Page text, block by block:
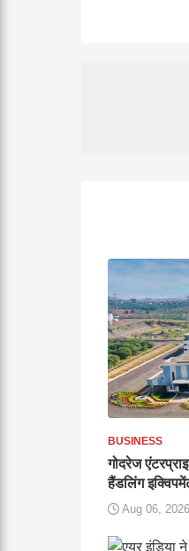
BUSINESS
गोदरेज
हैंडलिंग
Aug 06, 2026